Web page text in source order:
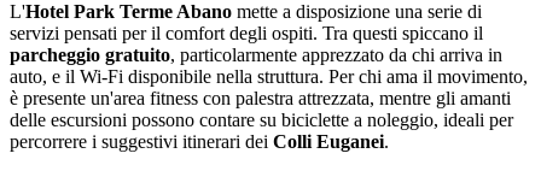
L'Hotel Park Terme Abano mette a disposizione una serie di
servizi pensati per il comfort degli ospiti. Tra questi spiccano il
parcheggio gratuito, particolarmente apprezzato da chi arriva in
auto, e il Wi-Fi disponibile nella struttura. Per chi ama il movimento,
è presente un'area fitness con palestra attrezzata, mentre gli amanti
delle escursioni possono contare su biciclette a noleggio, ideali per
percorrere i suggestivi itinerari dei Colli Euganei.